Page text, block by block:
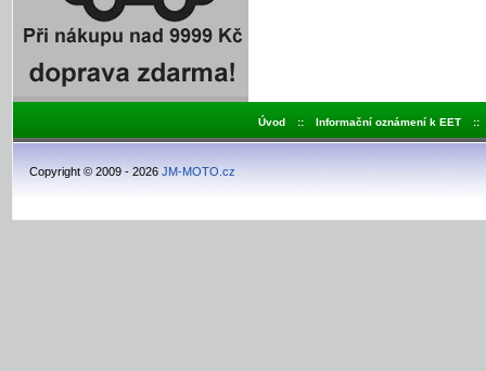
Úvod :: Informační oznámení k EET ::
Copyright © 2009 - 2026 JM-MOTO.cz